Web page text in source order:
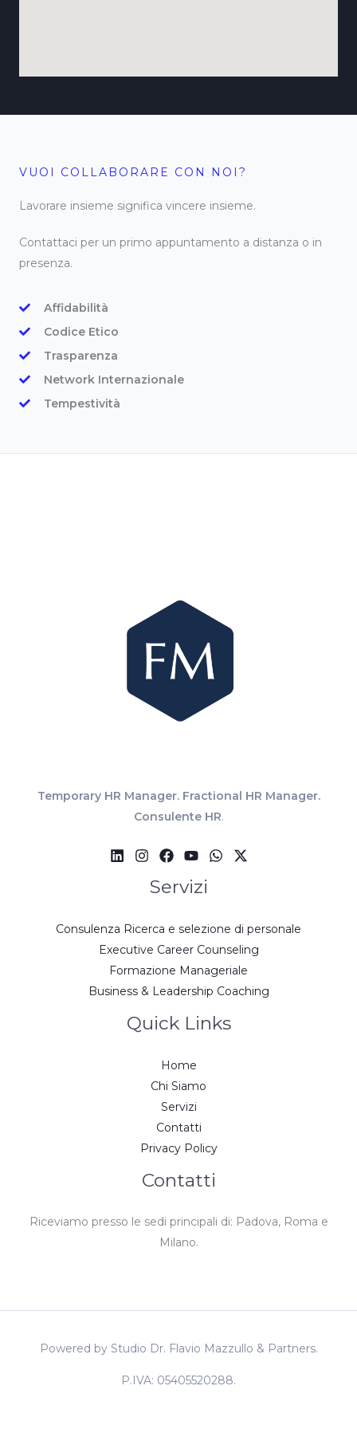
VUOI COLLABORARE CON NOI?
Lavorare insieme significa vincere insieme.
Contattaci per un primo appuntamento a distanza o in
presenza.
Affidabilità
Codice Etico
Trasparenza
Network Internazionale
Tempestività
Temporary HR Manager. Fractional HR Manager.
Consulente HR.
Servizi
Consulenza Ricerca e selezione di personale
Executive Career Counseling
Formazione Manageriale
Business & Leadership Coaching
Quick Links
Home
Chi Siamo
Servizi
Contatti
Privacy Policy
Contatti
Riceviamo presso le sedi principali di: Padova, Roma e
Milano.
Powered by Studio Dr. Flavio Mazzullo & Partners.
P.IVA: 05405520288.